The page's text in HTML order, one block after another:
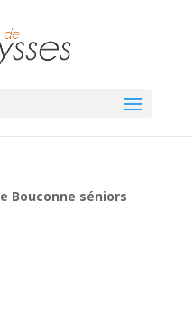
Bouconne séniors